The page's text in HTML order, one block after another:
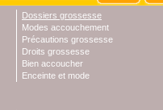
Dossiers grossesse
Modes accouchement
Précautions grossesse
Droits grossesse
Bien accoucher
Enceinte et mode